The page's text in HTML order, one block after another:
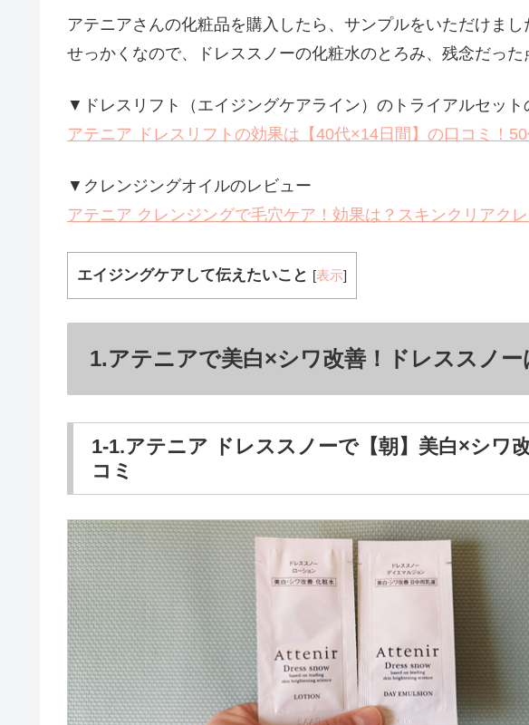
アテニアさんの化粧品を購入したら、サンプルをいただけまし
せっかくなので、ドレススノーの化粧水のとろみ、残念だった
▼ドレスリフト（エイジングケアライン）のトライアルセット
アテニア ドレスリフトの効果は【40代×14日間】の口コミ！
▼クレンジングオイルのレビュー
アテニア クレンジングで毛穴ケア！効果は？スキンクリアク
エイジングケアして伝えたいこと [表示]
1.アテニアで美白×シワ改善！ドレススノー
1-1.アテニア ドレススノーで【朝】美白×シワ
コミ